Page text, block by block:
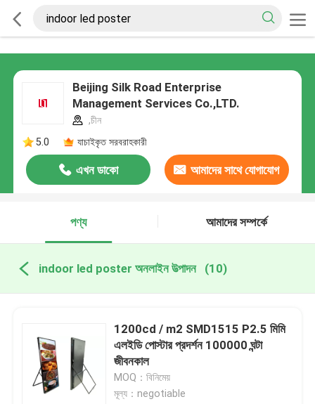
Beijing Silk Road Enterprise
Management Services Co.,LTD.
,চীন
5.0
যাচাইকৃত সরবরাহকারী
এখন ডাকো আমাদের সাথে যোগাযোগ
পণ্য
আমাদের সম্পর্কে
indoor led poster অনলাইন উত্পাদন (10)
1200cd / m2 SMD1515 P2.5 মিমি
এলইডি পোস্টার প্রদর্শন 100000 ঘন্টা
জীবনকাল
MOQ：বিনিমেয়
মূল্য：negotiable